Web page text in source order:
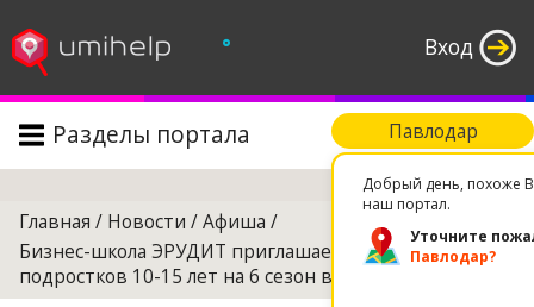
Вход
°
Павлодар
Добрый день, похоже
наш портал.
Уточните
Павлодар?
Разделы портала Поиск
Главная / Новости /Афиша /
Бизнес-школа ЭРУДИТ приглашает детей и
подростков 10-15 лет на 6 сезон в Бизнес-лагерь!!!